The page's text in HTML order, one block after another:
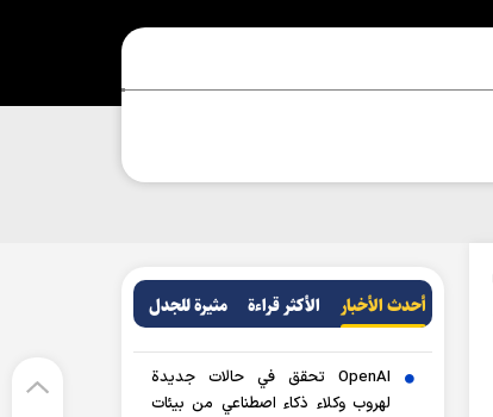
أحدث الأخبار الأکثر قراءة مثيرة للجدل
OpenAI تحقق في حالات جديدة
لهروب وكلاء ذكاء اصطناعي من بيئات